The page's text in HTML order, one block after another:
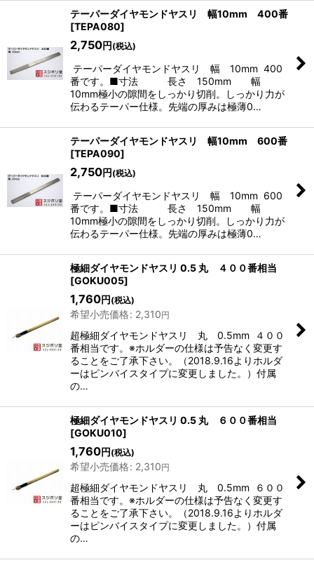
テーパーダイヤモンドヤスリ 幅10mm 400番
[TEPA080]
2,750円 (税込)
テーパーダイヤモンドヤスリ 幅 10mm 400
番です。■寸法 長さ 150mm 幅
10mm極小の隙間をしっかり切削。しっかり力が
伝わるテーパー仕様。先端の厚みは極薄0…
テーパーダイヤモンドヤスリ 幅10mm 600番
[TEPA090]
2,750円 (税込)
テーパーダイヤモンドヤスリ 幅 10mm 600
番です。■寸法 長さ 150mm 幅
10mm極小の隙間をしっかり切削。しっかり力が
伝わるテーパー仕様。先端の厚みは極薄0…
極細ダイヤモンドヤスリ 0.5 丸 ４００番相当
[GOKU005]
1,760円 (税込)
希望小売価格: 2,310円
超極細ダイヤモンドヤスリ 丸 0.5mm ４００
番相当です。※ホルダーの仕様は予告なく変更す
ることをご了承下さい。（2018.9.16よりホルダ
ーはピンバイスタイプに変更しました。）付属
の…
極細ダイヤモンドヤスリ 0.5 丸 ６００番相当
[GOKU010]
1,760円 (税込)
希望小売価格: 2,310円
超極細ダイヤモンドヤスリ 丸 0.5mm ６００
番相当です。※ホルダーの仕様は予告なく変更す
ることをご了承下さい。（2018.9.16よりホルダ
ーはピンバイスタイプに変更しました。）付属
の…